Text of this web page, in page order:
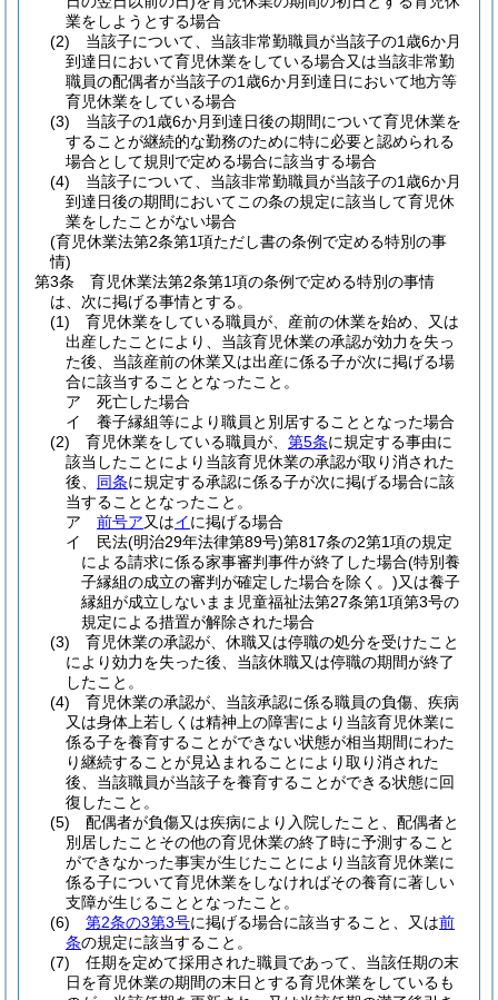
業をしようとする場合
(2)
当該子について、当該非常勤職員が当該子の1歳6か月
到達日において育児休業をしている場合又は当該非常勤
職員の配偶者が当該子の1歳6か月到達日において地方等
育児休業をしている場合
(3)
当該子の1歳6か月到達日後の期間について育児休業を
することが継続的な勤務のために特に必要と認められる
場合として規則で定める場合に該当する場合
(4)
当該子について、当該非常勤職員が当該子の1歳6か月
到達日後の期間においてこの条の規定に該当して育児休
業をしたことがない場合
(育児休業法第2条第1項ただし書の条例で定める特別の事
情)
第3条
育児休業法第2条第1項の条例で定める特別の事情
は、次に掲げる事情とする。
(1)
育児休業をしている職員が、産前の休業を始め、又は
出産したことにより、当該育児休業の承認が効力を失っ
た後、当該産前の休業又は出産に係る子が次に掲げる場
合に該当することとなったこと。
ア
死亡した場合
イ
養子縁組等により職員と別居することとなった場合
(2)
育児休業をしている職員が、 第5条に規定する事由に
該当したことにより当該育児休業の承認が取り消された
後、 同条に規定する承認に係る子が次に掲げる場合に該
当することとなったこと。
ア
前号ア又はイに掲げる場合
イ
民法(明治29年法律第89号)第817条の2第1項の規定
による請求に係る家事審判事件が終了した場合(特別養
子縁組の成立の審判が確定した場合を除く。)又は養子
縁組が成立しないまま児童福祉法第27条第1項第3号の
規定による措置が解除された場合
(3)
育児休業の承認が、休職又は停職の処分を受けたこと
により効力を失った後、当該休職又は停職の期間が終了
したこと。
(4)
育児休業の承認が、当該承認に係る職員の負傷、疾病
又は身体上若しくは精神上の障害により当該育児休業に
係る子を養育することができない状態が相当期間にわた
り継続することが見込まれることにより取り消された
後、当該職員が当該子を養育することができる状態に回
復したこと。
(5)
配偶者が負傷又は疾病により入院したこと、配偶者と
別居したことその他の育児休業の終了時に予測すること
ができなかった事実が生じたことにより当該育児休業に
係る子について育児休業をしなければその養育に著しい
支障が生じることとなったこと。
(6)
第2条の3第3号に掲げる場合に該当すること、又は前
条の規定に該当すること。
(7)
任期を定めて採用された職員であって、当該任期の末
日を育児休業の期間の末日とする育児休業をしているも